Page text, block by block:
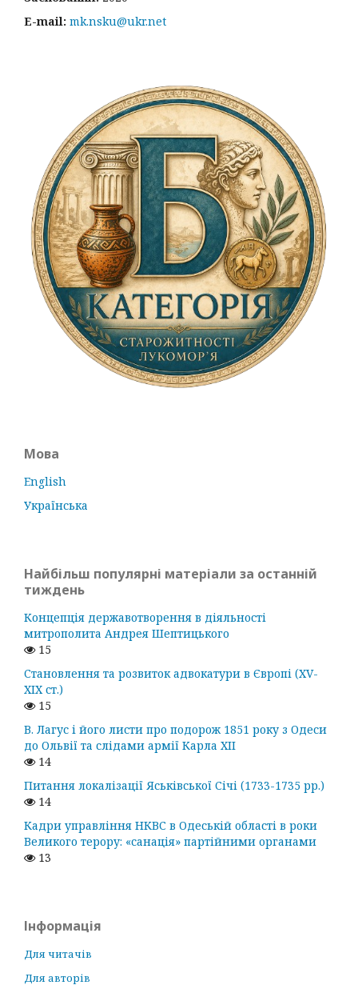
E-mail: mk.nsku@ukr.net
Мова
English
Українська
Найбільш популярні матеріали за останній
тиждень
Концепція державотворення в діяльності
митрополита Андрея Шептицького
15
Становлення та розвиток адвокатури в Європі (ХV-
ХІХ ст.)
15
В. Лагус і його листи про подорож 1851 року з Одеси
до Ольвії та слідами армії Карла ХІІ
14
Питання локалізації Яськівської Січі (1733-1735 рр.)
14
Кадри управління НКВС в Одеській області в роки
Великого терору: «санація» партійними органами
13
Інформація
Для читачів
Для авторів